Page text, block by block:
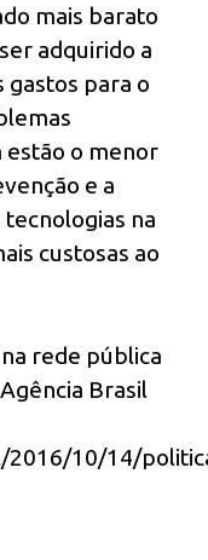
mais barato
adquirido a
gastos para o
o menor
e a
na
custosas ao
rede pública
Brasil
10/14/